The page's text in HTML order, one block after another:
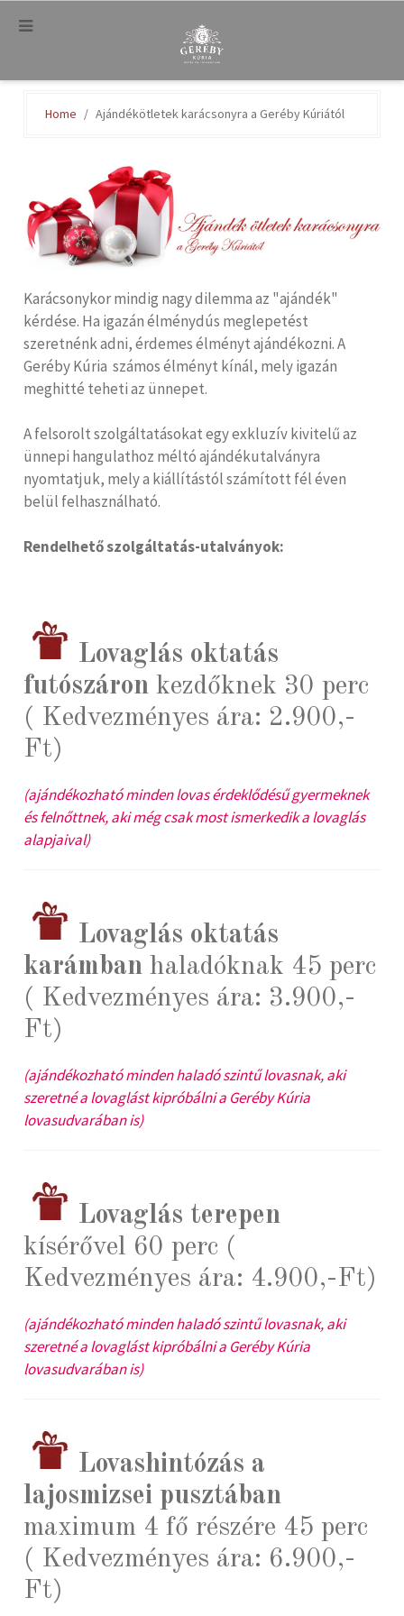
.
Home Ajándékötletek karácsonyra a Geréby Kúriától
Karácsonykor mindig nagy dilemma az "ajándék"
kérdése. Ha igazán élménydús meglepetést
szeretnénk adni, érdemes élményt ajándékozni. A
Geréby Kúria számos élményt kínál, mely igazán
meghitté teheti az ünnepet.
A felsorolt szolgáltatásokat egy exkluzív kivitelű az
ünnepi hangulathoz méltó ajándékutalványra
nyomtatjuk, mely a kiállítástól számított fél éven
belül felhasználható.
Rendelhető szolgáltatás-utalványok:
Lovaglás oktatás
futószáron kezdőknek 30 perc
( Kedvezményes ára: 2.900,-
Ft)
(ajándékozható minden lovas érdeklődésű gyermeknek
és felnőttnek, aki még csak most ismerkedik a lovaglás
alapjaival)
Lovaglás oktatás
karámban haladóknak 45 perc
( Kedvezményes ára: 3.900,-
Ft)
(ajándékozható minden haladó szintű lovasnak, aki
szeretné a lovaglást kipróbálni a Geréby Kúria
lovasudvarában is)
Lovaglás terepen
kísérővel 60 perc (
Kedvezményes ára: 4.900,-Ft)
(ajándékozható minden haladó szintű lovasnak, aki
szeretné a lovaglást kipróbálni a Geréby Kúria
lovasudvarában is)
Lovashintózás a
lajosmizsei pusztában
maximum 4 fő részére 45 perc
( Kedvezményes ára: 6.900,-
Ft)